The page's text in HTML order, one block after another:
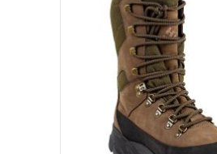
PŘIDAT DO KOŠÍKU